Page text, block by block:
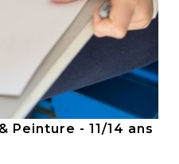
Peinture - 11/14 ans